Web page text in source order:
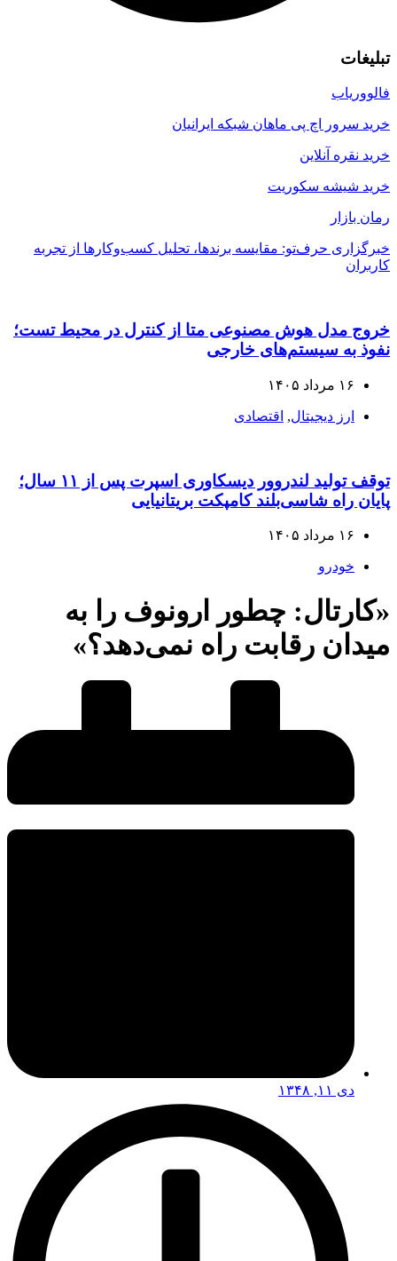
تبلیغات
فالووریاب
خرید سرور اچ پی ماهان شبکه ایرانیان
خرید نقره آنلاین
خرید شیشه سکوریت
رمان بازار
خبرگزاری حرف‌تو: مقایسه برندها، تحلیل کسب‌وکارها از تجربه
کاربران
خروج مدل هوش مصنوعی متا از کنترل در محیط تست؛
نفوذ به سیستم‌های خارجی
۱۶ مرداد ۱۴۰۵
ارز دیجیتال, اقتصادی
توقف تولید لندروور دیسکاوری اسپرت پس از ۱۱ سال؛
پایان راه شاسی‌بلند کامپکت بریتانیایی
۱۶ مرداد ۱۴۰۵
خودرو
«کارتال: چطور ارونوف را به
میدان رقابت راه نمی‌دهد؟»
دی ۱۱, ۱۳۴۸